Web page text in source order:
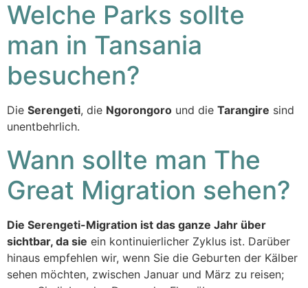
Welche Parks sollte
man in Tansania
besuchen?
Die Serengeti, die Ngorongoro und die Tarangire sind
unentbehrlich.
Wann sollte man The
Great Migration sehen?
Die Serengeti-Migration ist das ganze Jahr über
sichtbar, da sie ein kontinuierlicher Zyklus ist. Darüber
hinaus empfehlen wir, wenn Sie die Geburten der Kälber
sehen möchten, zwischen Januar und März zu reisen;